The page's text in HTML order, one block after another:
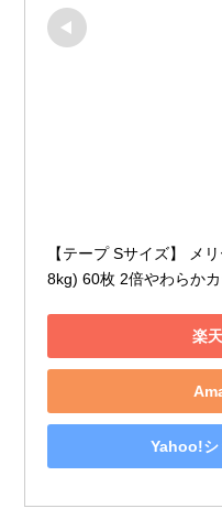
【テープ Sサイズ】 メ
8kg) 60枚 2倍やわらか
楽
Yahoo!シ